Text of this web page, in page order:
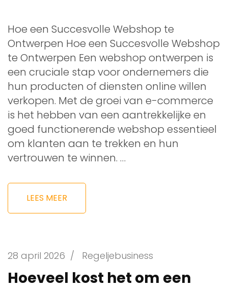
Hoe een Succesvolle Webshop te
Ontwerpen Hoe een Succesvolle Webshop
te Ontwerpen Een webshop ontwerpen is
een cruciale stap voor ondernemers die
hun producten of diensten online willen
verkopen. Met de groei van e-commerce
is het hebben van een aantrekkelijke en
goed functionerende webshop essentieel
om klanten aan te trekken en hun
vertrouwen te winnen. …
LEES MEER
28 april 2026 / Regeljebusiness
Hoeveel kost het om een